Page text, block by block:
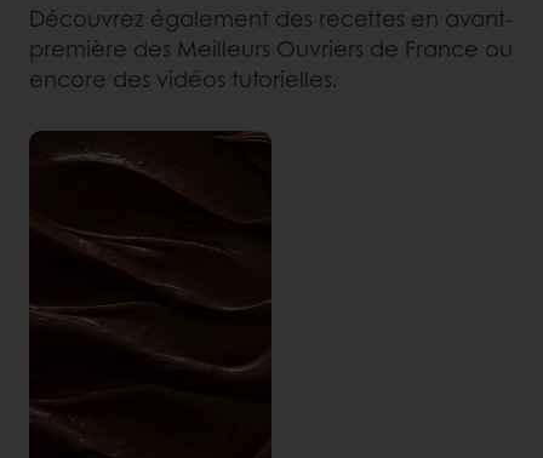
Découvrez également des recettes en avant-
première des Meilleurs Ouvriers de France ou
encore des vidéos tutorielles.